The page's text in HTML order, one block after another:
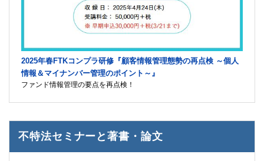
2025年春FTKコンプラ研修『顧客情報管理態勢の再点検 ～個人
情報＆マイナンバー管理のポイント～』
ファンド情報管理の要点を再点検！
不特法セミナーと著書・論文